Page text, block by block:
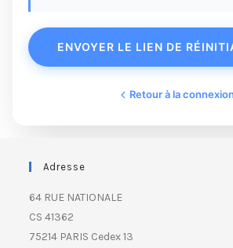
ENVOYER LE LIEN DE
Retour à la connexion
Adresse
64 RUE NATIONALE
CS 41362
75214 PARIS Cedex 13